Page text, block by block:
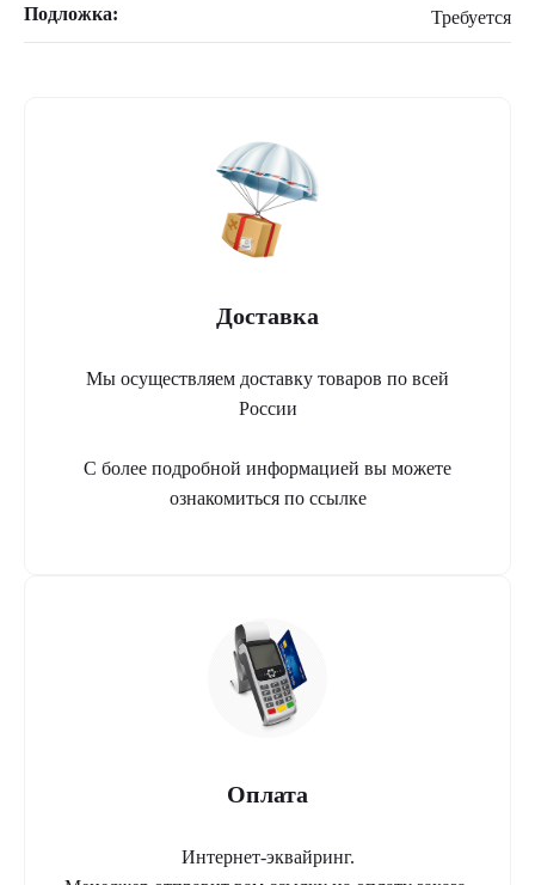
Подложка: Требуется
Доставка
Мы осуществляем доставку товаров по всей
России
С более подробной информацией вы можете
ознакомиться по ссылке
Оплата
Интернет-эквайринг.